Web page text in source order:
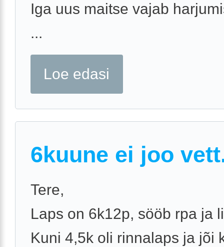
Iga uus maitse vajab
...
Loe edasi
6kuune ei joo
Tere,
Laps on 6k12p, sööb rpa ja
Kuni 4,5k oli rinnalaps ja jõi